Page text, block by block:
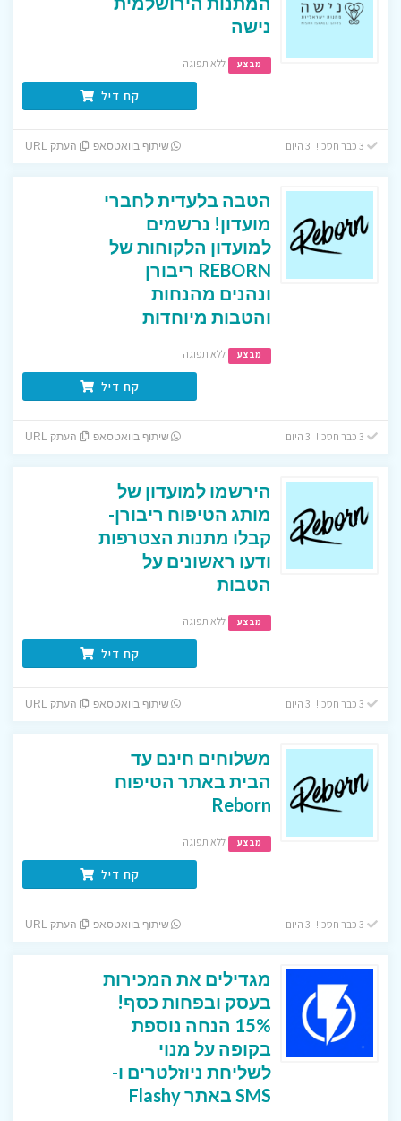
נישה
מבצע ללא תפוגה
קח דיל
שיתוף בוואטסאפ העתק URL
הטבה בלעדית לחברי
מועדון! נרשמים
למועדון הלקוחות של
REBORN ריבורן
ונהנים מהנחות
והטבות מיוחדות
מבצע ללא תפוגה
קח דיל
שיתוף בוואטסאפ העתק URL
הירשמו למועדון של
מותג הטיפוח ריבורן-
קבלו מתנות הצטרפות
ודעו ראשונים על
הטבות
מבצע ללא תפוגה
קח דיל
שיתוף בוואטסאפ העתק URL
משלוחים חינם עד
הבית באתר הטיפוח
Reborn
מבצע ללא תפוגה
קח דיל
שיתוף בוואטסאפ העתק URL
מגדילים את המכירות
בעסק ובפחות כסף!
15% הנחה נוספת
בקופה על מנוי
לשליחת ניוזלטרים ו-
SMS באתר Flashy